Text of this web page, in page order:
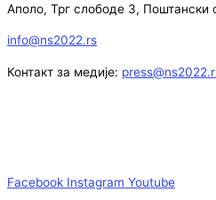
Аполо, Трг слободе 3, Поштански
info@ns2022.rs
Контакт за медије:
Facebook Instagram Youtube